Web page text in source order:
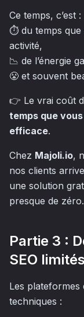
Ce temps, c’est :
⏱️ du temps que
activité,
📉 de l’énergie
😤 et souvent
👉 Le vrai coût
temps que
efficace.
Chez Majoli.io,
nos clients
une solution
presque de zéro.
Partie 3 :
SEO limités
Les plateformes
techniques :